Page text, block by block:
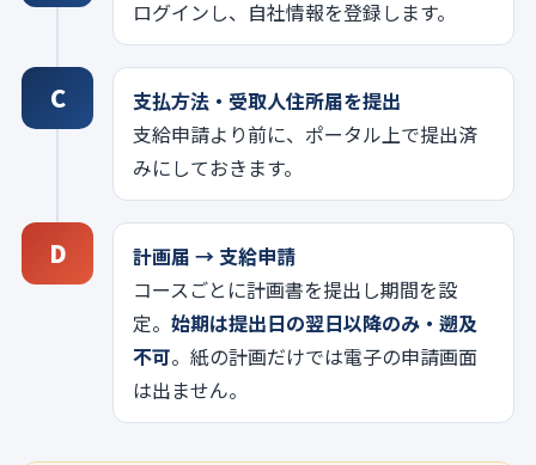
ログインし、自社情報を登録します。
C
支払方法・受取人住所届を提出
支給申請より前に、ポータル上で提出済
みにしておきます。
D
計画届 → 支給申請
コースごとに計画書を提出し期間を設
定。 始期は提出日の翌日以降のみ・遡及
不可。紙の計画だけでは電子の申請画面
は出ません。